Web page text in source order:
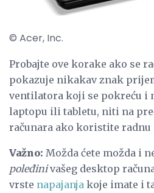
© Acer, Inc.
Probajte ove korake ako se
pokazuje nikakav znak
ventilatora koji se pokreću i
laptopu ili tabletu, niti na
računara ako koristite radnu
Važno: Možda ćete možda i
poleđinivašeg desktop
vrste napajanja koje imate i